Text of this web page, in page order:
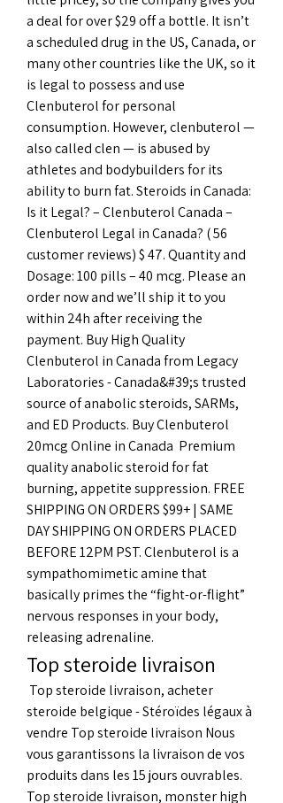
a deal for over $29 off a bottle. It isn’t
a scheduled drug in the US, Canada, or
many other countries like the UK, so it
is legal to possess and use
Clenbuterol for personal
consumption. However, clenbuterol —
also called clen — is abused by
athletes and bodybuilders for its
ability to burn fat. Steroids in Canada:
Is it Legal? – Clenbuterol Canada –
Clenbuterol Legal in Canada? ( 56
customer reviews) $ 47. Quantity and
Dosage: 100 pills – 40 mcg. Please an
order now and we’ll ship it to you
within 24h after receiving the
payment. Buy High Quality
Clenbuterol in Canada from Legacy
Laboratories - Canada&#39;s trusted
source of anabolic steroids, SARMs,
and ED Products. Buy Clenbuterol
20mcg Online in Canada ️ Premium
quality anabolic steroid for fat
burning, appetite suppression. FREE
SHIPPING ON ORDERS $99+ | SAME
DAY SHIPPING ON ORDERS PLACED
BEFORE 12PM PST. Clenbuterol is a
sympathomimetic amine that
basically primes the “fight-or-flight”
nervous responses in your body,
releasing adrenaline.
Top steroide livraison
steroide belgique - Stéroïdes légaux à
vendre Top steroide livraison Nous
vous garantissons la livraison de vos
produits dans les 15 jours ouvrables.
Top steroide livraison, monster high